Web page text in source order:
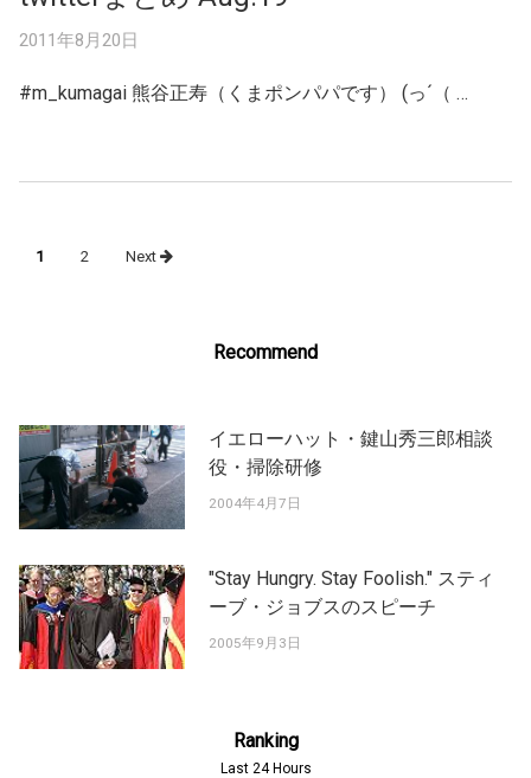
2011年8月20日
#m_kumagai 熊谷正寿（くまポンパパです） (っ´（ …
navigation
1 2 Next
Recommend
イエローハット・鍵山秀三郎相談
役・掃除研修
2004年4月7日
"Stay Hungry. Stay Foolish." スティ
ーブ・ジョブスのスピーチ
2005年9月3日
Ranking
Last 24 Hours